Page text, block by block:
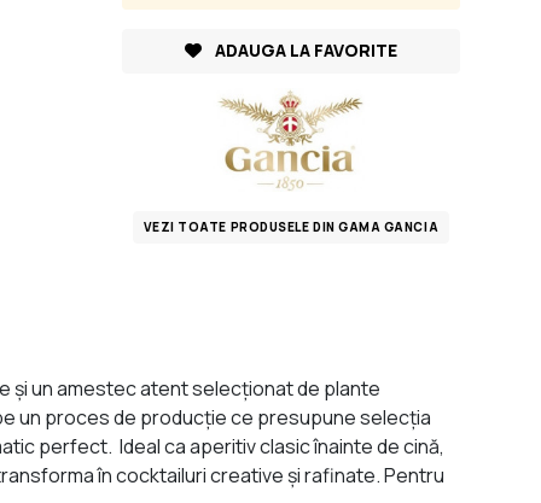
ADAUGA LA FAVORITE
VEZI TOATE PRODUSELE DIN GAMA GANCIA
și un amestec atent selecționat de plante
un proces de producție ce presupune selecția
perfect. Ideal ca aperitiv clasic înainte de cină,
în cocktailuri creative și rafinate. Pentru